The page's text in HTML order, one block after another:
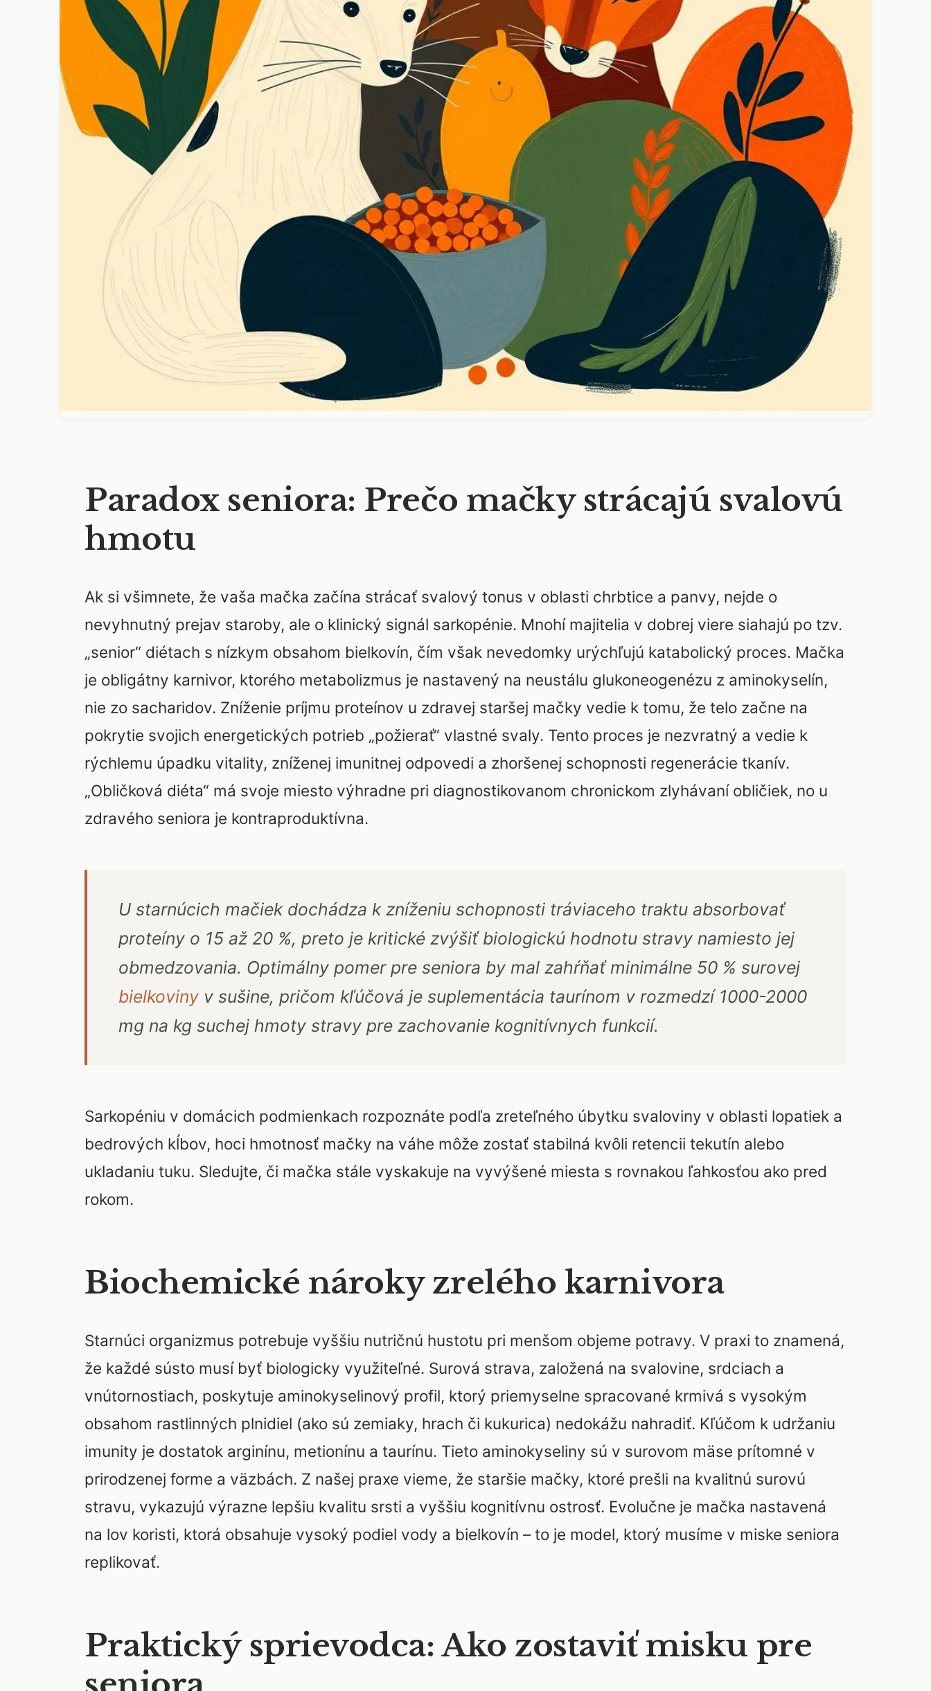
Paradox seniora: Prečo mačky strácajú svalovú
hmotu
Ak si všimnete, že vaša mačka začína strácať svalový tonus v oblasti chrbtice a panvy, nejde o
nevyhnutný prejav staroby, ale o klinický signál sarkopénie. Mnohí majitelia v dobrej viere siahajú po tzv.
„senior“ diétach s nízkym obsahom bielkovín, čím však nevedomky urýchľujú katabolický proces. Mačka
je obligátny karnivor, ktorého metabolizmus je nastavený na neustálu glukoneogenézu z aminokyselín,
nie zo sacharidov. Zníženie príjmu proteínov u zdravej staršej mačky vedie k tomu, že telo začne na
pokrytie svojich energetických potrieb „požierať“ vlastné svaly. Tento proces je nezvratný a vedie k
rýchlemu úpadku vitality, zníženej imunitnej odpovedi a zhoršenej schopnosti regenerácie tkanív.
„Obličková diéta“ má svoje miesto výhradne pri diagnostikovanom chronickom zlyhávaní obličiek, no u
zdravého seniora je kontraproduktívna.
U starnúcich mačiek dochádza k zníženiu schopnosti tráviaceho traktu absorbovať
proteíny o 15 až 20 %, preto je kritické zvýšiť biologickú hodnotu stravy namiesto jej
obmedzovania. Optimálny pomer pre seniora by mal zahŕňať minimálne 50 % surovej
bielkoviny v sušine, pričom kľúčová je suplementácia taurínom v rozmedzí 1000-2000
mg na kg suchej hmoty stravy pre zachovanie kognitívnych funkcií.
Sarkopéniu v domácich podmienkach rozpoznáte podľa zreteľného úbytku svaloviny v oblasti lopatiek a
bedrových kĺbov, hoci hmotnosť mačky na váhe môže zostať stabilná kvôli retencii tekutín alebo
ukladaniu tuku. Sledujte, či mačka stále vyskakuje na vyvýšené miesta s rovnakou ľahkosťou ako pred
rokom.
Biochemické nároky zrelého karnivora
Starnúci organizmus potrebuje vyššiu nutričnú hustotu pri menšom objeme potravy. V praxi to znamená,
že každé sústo musí byť biologicky využiteľné. Surová strava, založená na svalovine, srdciach a
vnútornostiach, poskytuje aminokyselinový profil, ktorý priemyselne spracované krmivá s vysokým
obsahom rastlinných plnidiel (ako sú zemiaky, hrach či kukurica) nedokážu nahradiť. Kľúčom k udržaniu
imunity je dostatok arginínu, metionínu a taurínu. Tieto aminokyseliny sú v surovom mäse prítomné v
prirodzenej forme a väzbách. Z našej praxe vieme, že staršie mačky, ktoré prešli na kvalitnú surovú
stravu, vykazujú výrazne lepšiu kvalitu srsti a vyššiu kognitívnu ostrosť. Evolučne je mačka nastavená
na lov koristi, ktorá obsahuje vysoký podiel vody a bielkovín – to je model, ktorý musíme v miske seniora
replikovať.
Praktický sprievodca: Ako zostaviť misku pre